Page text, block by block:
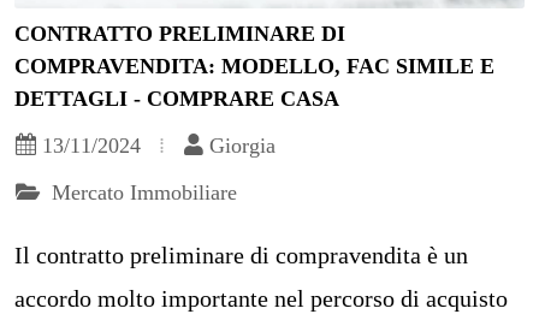
CONTRATTO PRELIMINARE DI
COMPRAVENDITA: MODELLO, FAC SIMILE E
DETTAGLI - COMPRARE CASA
13/11/2024
Giorgia
Mercato Immobiliare
Il contratto preliminare di compravendita è un
accordo molto importante nel percorso di acquisto